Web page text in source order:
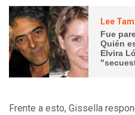
Lee
Fue
Quién
Elvira
Frente a esto, Gissella